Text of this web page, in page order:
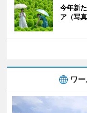
今年新
ア（写
ワ